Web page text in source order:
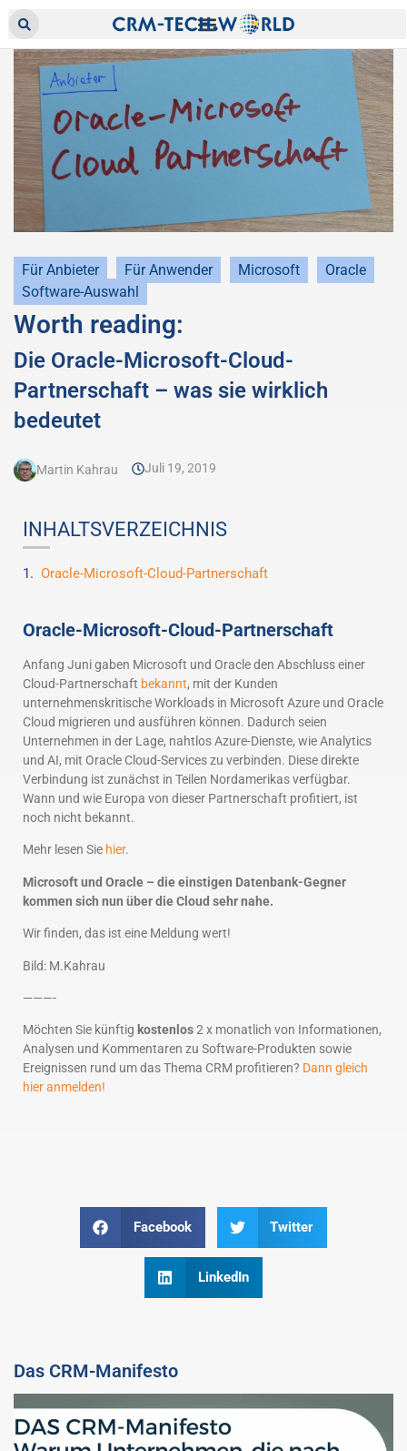
Für Anbieter Für Anwender Microsoft
Oracle
Software-Auswahl
Worth reading:
Die Oracle-Microsoft-Cloud-
Partnerschaft – was sie wirklich
bedeutet
Martin Kahrau Juli 19, 2019
INHALTSVERZEICHNIS
Oracle-Microsoft-Cloud-Partnerschaft
Oracle-Microsoft-Cloud-Partnerschaft
Anfang Juni gaben Microsoft und Oracle den Abschluss einer
Cloud-Partnerschaft bekannt, mit der Kunden
unternehmenskritische Workloads in Microsoft Azure und Oracle
Cloud migrieren und ausführen können. Dadurch seien
Unternehmen in der Lage, nahtlos Azure-Dienste, wie Analytics
und AI, mit Oracle Cloud-Services zu verbinden. Diese direkte
Verbindung ist zunächst in Teilen Nordamerikas verfügbar.
Wann und wie Europa von dieser Partnerschaft profitiert, ist
noch nicht bekannt.
Mehr lesen Sie hier.
Microsoft und Oracle – die einstigen Datenbank-Gegner
kommen sich nun über die Cloud sehr nahe.
Wir finden, das ist eine Meldung wert!
Bild: M.Kahrau
———-
Möchten Sie künftig kostenlos2 x monatlich von Informationen,
Analysen und Kommentaren zu Software-Produkten sowie
Ereignissen rund um das Thema CRM profitieren? Dann gleich
hier anmelden!
Facebook Twitter
LinkedIn
Das CRM-Manifesto